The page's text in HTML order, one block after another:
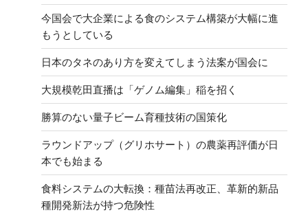
今国会で大企業による食のシステム構築が大幅に進
もうとしている
日本のタネのあり方を変えてしまう法案が国会に
大規模乾田直播は「ゲノム編集」稲を招く
勝算のない量子ビーム育種技術の国策化
ラウンドアップ（グリホサート）の農薬再評価が日
本でも始まる
食料システムの大転換：種苗法再改正、革新的新品
種開発新法が持つ危険性